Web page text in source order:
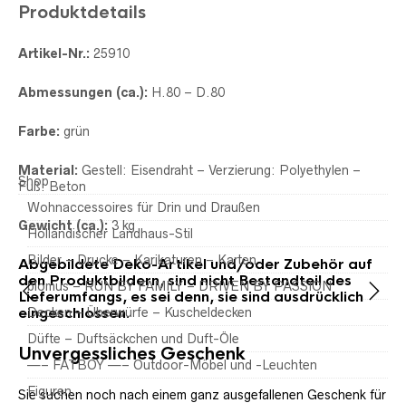
Produktdetails
Artikel-Nr.: 25910
Abmessungen (ca.): H.80 – D.80
Farbe: grün
Material: Gestell: Eisendraht – Verzierung: Polyethylen –
Fuß: Beton
Gewicht (ca.):3 kg
Abgebildete Deko-Artikel und/oder Zubehör auf
den Produktbildern, sind nicht Bestandteil des
Lieferumfangs, es sei denn, sie sind ausdrücklich
eingeschlossen.
Unvergessliches Geschenk
Sie suchen noch nach einem ganz ausgefallenen Geschenk für
Shop
Wohnaccessoires für Drin und Draußen
Holländischer Landhaus-Stil
Bilder – Drucke – Karikaturen – Karten
blomus – RUN BY FAMILY – DRIVEN BY PASSION
Decken – Überwürfe – Kuscheldecken
Düfte – Duftsäckchen und Duft-Öle
—– FATBOY —– Outdoor-Möbel und -Leuchten
Figuren